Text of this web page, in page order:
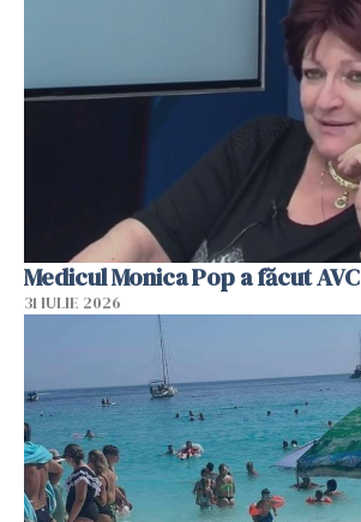
Medicul Monica Pop a făcut AVC
31 IULIE 2026